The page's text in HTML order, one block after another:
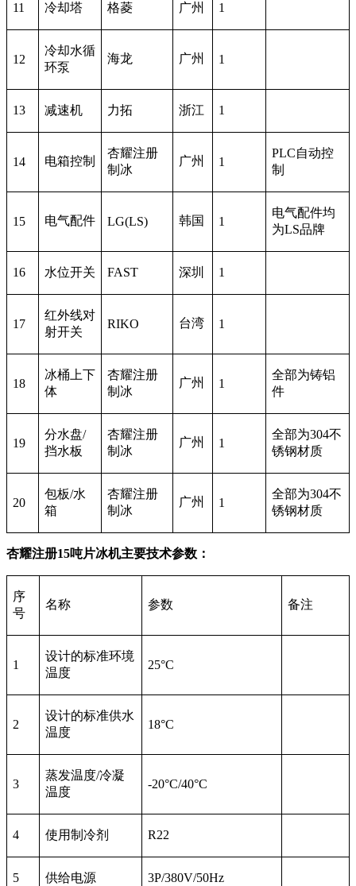
11 冷却塔 格菱 广州 1
12
冷却水循
环泵
海龙 广州 1
13 减速机 力拓 浙江 1
14 电箱控制
杏耀注册
制冰
广州 1
PLC自动控
制
15 电气配件 LG(LS) 韩国 1
电气配件均
为LS品牌
16 水位开关 FAST 深圳 1
17
红外线对
射开关
RIKO 台湾 1
18
冰桶上下
体
杏耀注册
制冰
广州 1
全部为铸铝
件
19
分水盘/
挡水板
杏耀注册
制冰
广州 1
全部为304不
锈钢材质
20
包板/水
箱
杏耀注册
制冰
广州 1
全部为304不
锈钢材质
杏耀注册15吨片冰机主要技术参数：
序
号
名称 参数 备注
1
设计的标准环境
温度
25°C
2
设计的标准供水
温度
18°C
3
蒸发温度/冷凝
温度
-20°C/40°C
4 使用制冷剂 R22
5 供给电源 3P/380V/50Hz